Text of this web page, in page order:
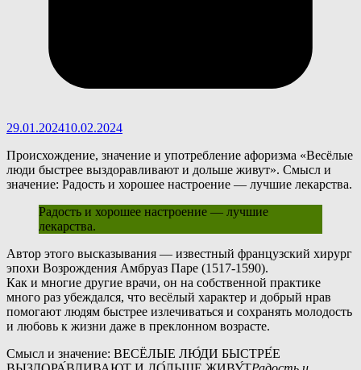
29.01.202410.02.2024
Происхождение, значение и употребление афоризма «Весёлые
люди быстрее выздоравливают и дольше живут». Смысл и
значение: Радость и хорошее настроение — лучшие лекарства.
Радость и хорошее настроение — лучшие
лекарства.
Автор этого высказывания — известный французский хирург
эпохи Возрождения Амбруаз Паре (1517-1590).
Как и многие другие врачи, он на собственной практике
много раз убеждался, что весёлый характер и добрый нрав
помогают людям быстрее излечиваться и сохранять молодость
и любовь к жизни даже в преклонном возрасте.
Смысл и значение: ВЕСЁЛЫЕ ЛЮ́ДИ БЫСТРЕ́Е